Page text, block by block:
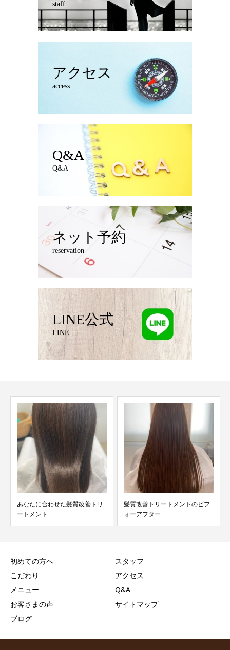
staff
アクセス
access
Q&A
Q&A
ネット予約
reservation
LINE公式
LINE
あなたに合わせた髪質改善トリ
ートメント
髪質改善トリートメントのビフ
ォーアフター
初めての方へ
こだわり
メニュー
お客さまの声
ブログ
スタッフ
アクセス
Q&A
サイトマップ